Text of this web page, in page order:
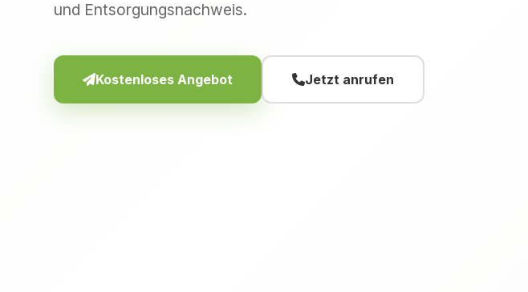
und Entsorgungsnachweis.
Kostenloses Angebot Jetzt anrufen